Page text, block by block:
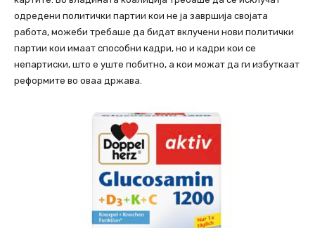
одредени политички партии кои не ја завршија својата
работа, можеби требаше да бидат вклучени нови политички
партии кои имаат способни кадри, но и кадри кои се
непартиски, што е уште побитно, а кои можат да ги избуткаат
реформите во оваа држава.